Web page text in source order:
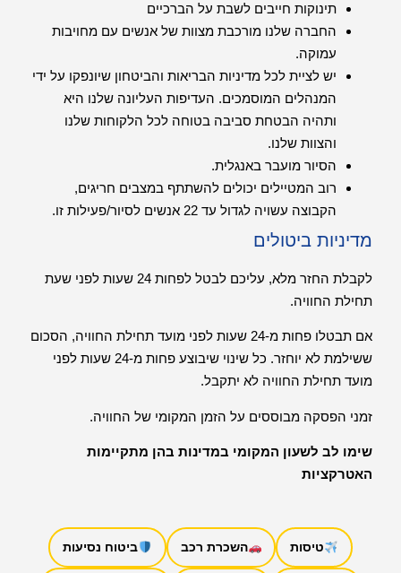
תינוקות חייבים לשבת על הברכיים
החברה שלנו מורכבת מצוות של אנשים עם מחויבות
עמוקה.
יש לציית לכל מדיניות הבריאות והביטחון שיונפקו על ידי
המנהלים המוסמכים. העדיפות העליונה שלנו היא
ותהיה הבטחת סביבה בטוחה לכל הלקוחות שלנו
והצוות שלנו.
הסיור מועבר באנגלית.
רוב המטיילים יכולים להשתתף במצבים חריגים,
הקבוצה עשויה לגדול עד 22 אנשים לסיור/פעילות זו.
מדיניות ביטולים
לקבלת החזר מלא, עליכם לבטל לפחות 24 שעות לפני שעת
תחילת החוויה.
אם תבטלו פחות מ-24 שעות לפני מועד תחילת החוויה, הסכום
ששילמת לא יוחזר. כל שינוי שיבוצע פחות מ-24 שעות לפני
מועד תחילת החוויה לא יתקבל.
זמני הפסקה מבוססים על הזמן המקומי של החוויה.
שימו לב לשעון המקומי במדינות בהן מתקיימות
האטרקציות
טיסות השכרת רכב ביטוח נסיעות